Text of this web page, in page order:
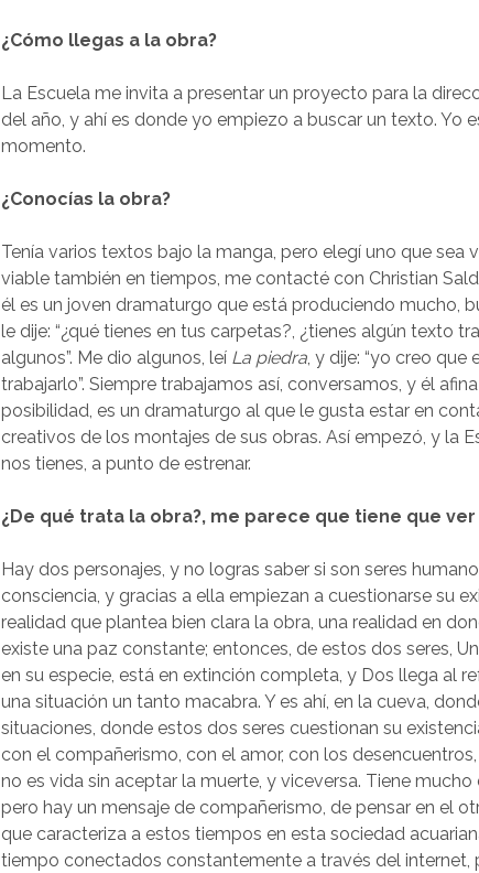
¿Cómo llegas a la obra?
La Escuela me invita a presentar un proyecto para la
del año, y ahí es donde yo empiezo a buscar un texto. Yo
momento.
¿Conocías la obra?
Tenía varios textos bajo la manga, pero elegí uno que sea
viable también en tiempos, me contacté con Christian
él es un joven dramaturgo que está produciendo mucho,
le dije: “¿qué tienes en tus carpetas?, ¿tienes algún texto
algunos”. Me dio algunos, leí La piedra, y dije: “yo creo que
trabajarlo”. Siempre trabajamos así, conversamos, y él
posibilidad, es un dramaturgo al que le gusta estar en
creativos de los montajes de sus obras. Así empezó, y la
nos tienes, a punto de estrenar.
¿De qué trata la obra?, me parece que tiene que
Hay dos personajes, y no logras saber si son seres
consciencia, y gracias a ella empiezan a cuestionarse su
realidad que plantea bien clara la obra, una realidad en
existe una paz constante; entonces, de estos dos seres,
en su especie, está en extinción completa, y Dos llega al
una situación un tanto macabra. Y es ahí, en la cueva,
situaciones, donde estos dos seres cuestionan su
con el compañerismo, con el amor, con los
no es vida sin aceptar la muerte, y viceversa. Tiene
pero hay un mensaje de compañerismo, de pensar en el
que caracteriza a estos tiempos en esta sociedad
tiempo conectados constantemente a través del